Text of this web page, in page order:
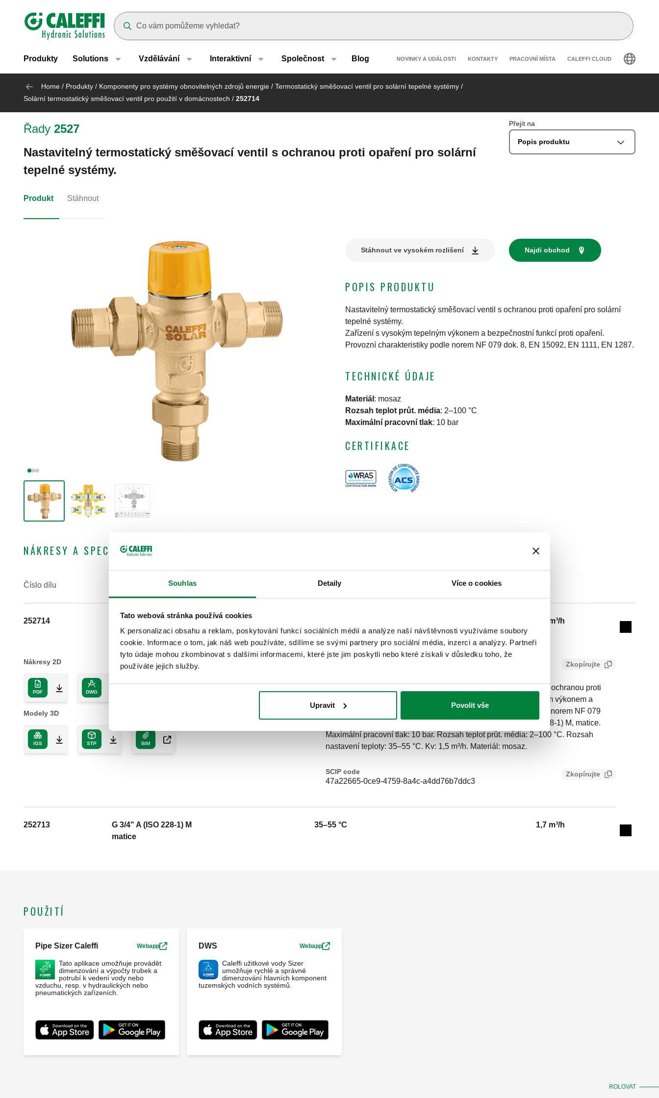
Souhlas Detaily Více o cookies
Tato webová stránka používá cookies
K personalizaci obsahu a reklam, poskytování funkcí sociálních médií a analýze naší návštěvnosti využíváme soubory
cookie. Informace o tom, jak náš web používáte, sdílíme se svými partnery pro sociální média, inzerci a analýzy. Partneři
tyto údaje mohou zkombinovat s dalšími informacemi, které jste jim poskytli nebo které získali v důsledku toho, že
používáte jejich služby.
Upravit Povolit vše
Header main navigation
Produkty Solutions Vzdělávání Interaktivní Společnost Blog Header secondary navigation
NOVINKY A UDÁLOSTI KONTAKTY PRACOVNÍ MÍSTA CALEFFI CLOUD
Home / Produkty / Komponenty pro systémy obnovitelných zdrojů energie / Termostatický směšovací ventil pro solární tepelné systémy /
Solární termostatický směšovací ventil pro použití v domácnostech / 252714
Řady 2527
Nastavitelný termostatický směšovací ventil s ochranou proti opaření pro solární
tepelné systémy.
Přejít na
Popis produktu
Produkt Stáhnout
Stáhnout ve vysokém rozlišení Najdi obchod
POPIS PRODUKTU
Nastavitelný termostatický směšovací ventil s ochranou proti opaření pro solární
tepelné systémy.
Zařízení s vysokým tepelným výkonem a bezpečnostní funkcí proti opaření.
Provozní charakteristiky podle norem NF 079 dok. 8, EN 15092, EN 1111, EN 1287.
TECHNICKÉ ÚDAJE
Materiál : mosaz
Rozsah teplot průt. média: 2–100 °C
Maximální pracovní tlak: 10 bar
CERTIFIKACE
NÁKRESY A SPECIFIKACE
Číslo dílu Rozsah nastavení teploty
252714
G 1/2" A (ISO 228-1) M
matice
1,5 m³/h
Collapse
Nákresy 2D
PDF DWG
Modely 3D
IGS STP BIM
Zkopírujte
CALEFFI, 252714. Nastavitelný termostatický směšovací ventil s ochranou proti
opaření pro solární tepelné systémy. Zařízení s vysokým tepelným výkonem a
bezpečnostní funkcí proti opaření. Provozní charakteristiky podle norem NF 079
dok. 8, EN 15092, EN 1111, EN 1287. Připojení: G 1/2" A (ISO 228-1) M, matice.
Maximální pracovní tlak: 10 bar. Rozsah teplot průt. média: 2–100 °C. Rozsah
nastavení teploty: 35–55 °C. Kv: 1,5 m³/h. Materiál: mosaz.
SCIP code
47a22665-0ce9-4759-8a4c-a4dd76b7ddc3
Zkopírujte
252713
G 3/4" A (ISO 228-1) M
matice
35–55 °C
1,7 m³/h
Expand
POUŽITÍ
Pipe Sizer Caleffi Webapp
Tato aplikace umožňuje provádět
dimenzování a výpočty trubek a
potrubí k vedení vody nebo
vzduchu, resp. v hydraulických nebo
pneumatických zařízeních.
DWS Webapp
Caleffi užitkové vody Sizer
umožňuje rychlé a správné
dimenzování hlavních komponent
tuzemských vodních systémů.
ROLOVAT